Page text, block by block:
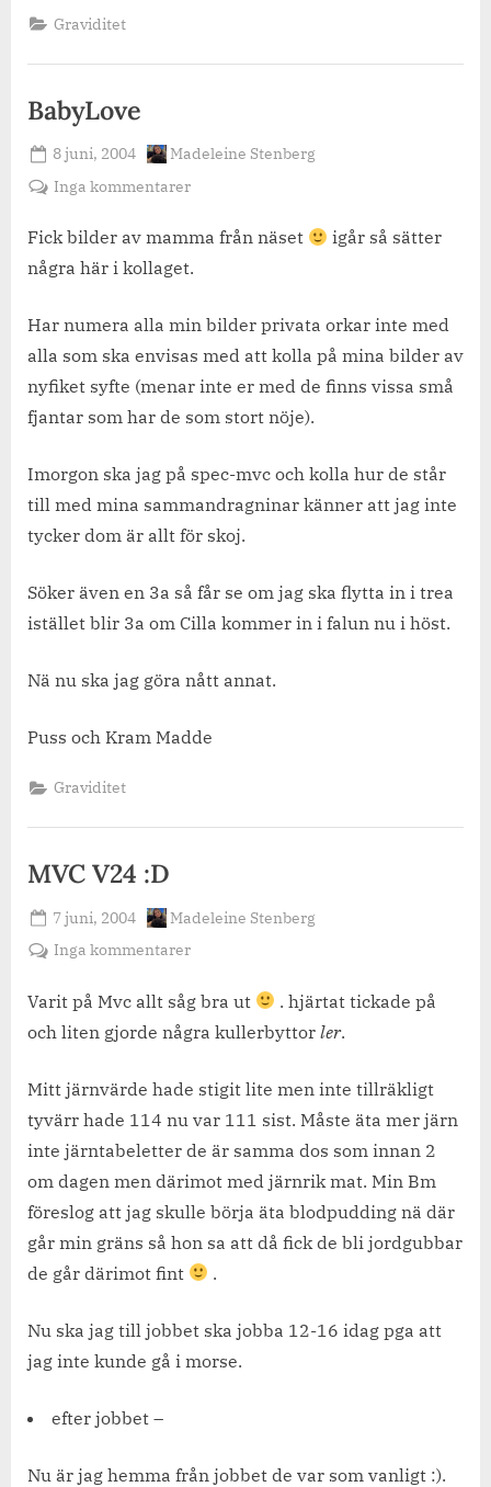
Graviditet
BabyLove
Posted
on
8 juni, 2004 By
Madeleine Stenberg
Inga kommentarertill
Fick bilder av mamma från näset
igår så sätter
några här i kollaget.
Har numera alla min bilder privata orkar inte med
alla som ska envisas med att kolla på mina bilder av
nyfiket syfte (menar inte er med de finns vissa små
fjantar som har de som stort nöje).
Imorgon ska jag på spec-mvc och kolla hur de står
till med mina sammandragninar känner att jag inte
tycker dom är allt för skoj.
Söker även en 3a så får se om jag ska flytta in i trea
istället blir 3a om Cilla kommer in i falun nu i höst.
Nä nu ska jag göra nått annat.
Puss och Kram Madde
Graviditet
MVC V24 :D
Posted
on
7 juni, 2004 By
Madeleine Stenberg
Inga kommentarertill
V24
:D
Varit på Mvc allt såg bra ut
. hjärtat tickade på
och liten gjorde några kullerbyttor ler.
Mitt järnvärde hade stigit lite men inte tillräkligt
tyvärr hade 114 nu var 111 sist. Måste äta mer järn
inte järntabeletter de är samma dos som innan 2
om dagen men därimot med järnrik mat. Min Bm
föreslog att jag skulle börja äta blodpudding nä där
går min gräns så hon sa att då fick de bli jordgubbar
de går därimot fint
.
Nu ska jag till jobbet ska jobba 12-16 idag pga att
jag inte kunde gå i morse.
efter jobbet –
Nu är jag hemma från jobbet de var som vanligt :).